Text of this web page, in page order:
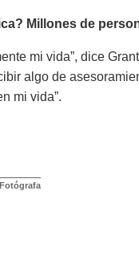
Millones de
mi vida”, dice
algo de
mi vida”.